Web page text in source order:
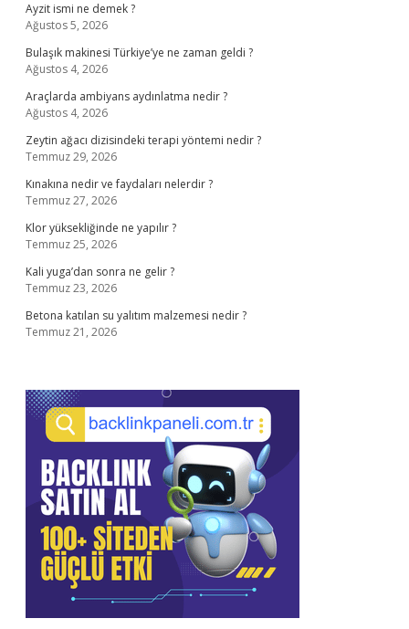
Ayzit ismi ne demek ?
Ağustos 5, 2026
Bulaşık makinesi Türkiye’ye ne zaman geldi ?
Ağustos 4, 2026
Araçlarda ambiyans aydınlatma nedir ?
Ağustos 4, 2026
Zeytin ağacı dizisindeki terapi yöntemi nedir ?
Temmuz 29, 2026
Kınakına nedir ve faydaları nelerdir ?
Temmuz 27, 2026
Klor yüksekliğinde ne yapılır ?
Temmuz 25, 2026
Kali yuga’dan sonra ne gelir ?
Temmuz 23, 2026
Betona katılan su yalıtım malzemesi nedir ?
Temmuz 21, 2026